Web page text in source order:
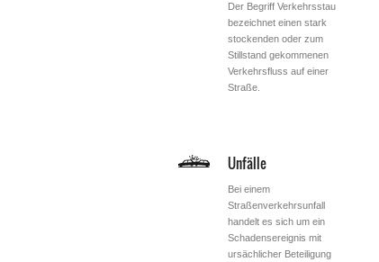
Der Begriff Verkehrsstau
bezeichnet einen stark
stockenden oder zum
Stillstand gekommenen
Verkehrsfluss auf einer
Straße.
Unfälle
Bei einem
Straßenverkehrsunfall
handelt es sich um ein
Schadensereignis mit
ursächlicher Beteiligung